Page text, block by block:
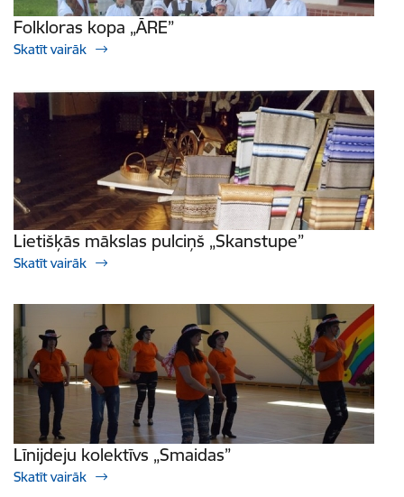
Folkloras kopa „ĀRE”
Skatīt vairāk
Lietišķās mākslas pulciņš „Skanstupe”
Skatīt vairāk
Līnijdeju kolektīvs „Smaidas”
Skatīt vairāk